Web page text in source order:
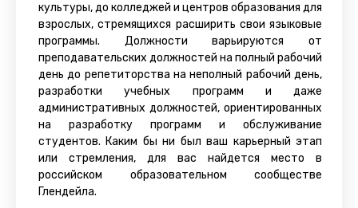
культуры, до колледжей и центров образования для
взрослых, стремящихся расширить свои языковые
программы. Должности варьируются от
преподавательских должностей на полный рабочий
день до репетиторства на неполный рабочий день,
разработки учебных программ и даже
административных должностей, ориентированных
на разработку программ и обслуживание
студентов. Каким бы ни был ваш карьерный этап
или стремления, для вас найдется место в
российском образовательном сообществе
Глендейла.